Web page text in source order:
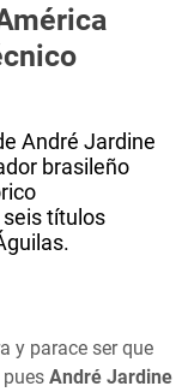
André Jardine
brasileño
títulos
y parace ser que
André Jardine